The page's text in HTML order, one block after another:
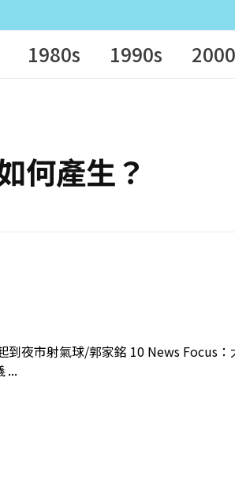
1980s 1990s
何產生？
夜市射氣球/郭家銘 10 News Focus
...